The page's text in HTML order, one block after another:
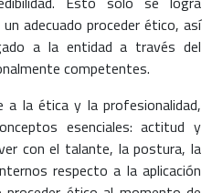
adecuado proceder ético, así
a la entidad a través del
competentes.
a la ética y la profesionalidad,
esenciales: actitud y
con el talante, la postura, la
respecto a la aplicación